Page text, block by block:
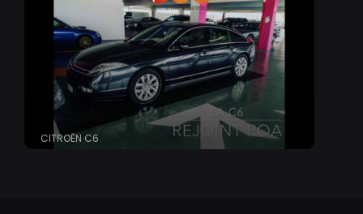
CITROËN C6